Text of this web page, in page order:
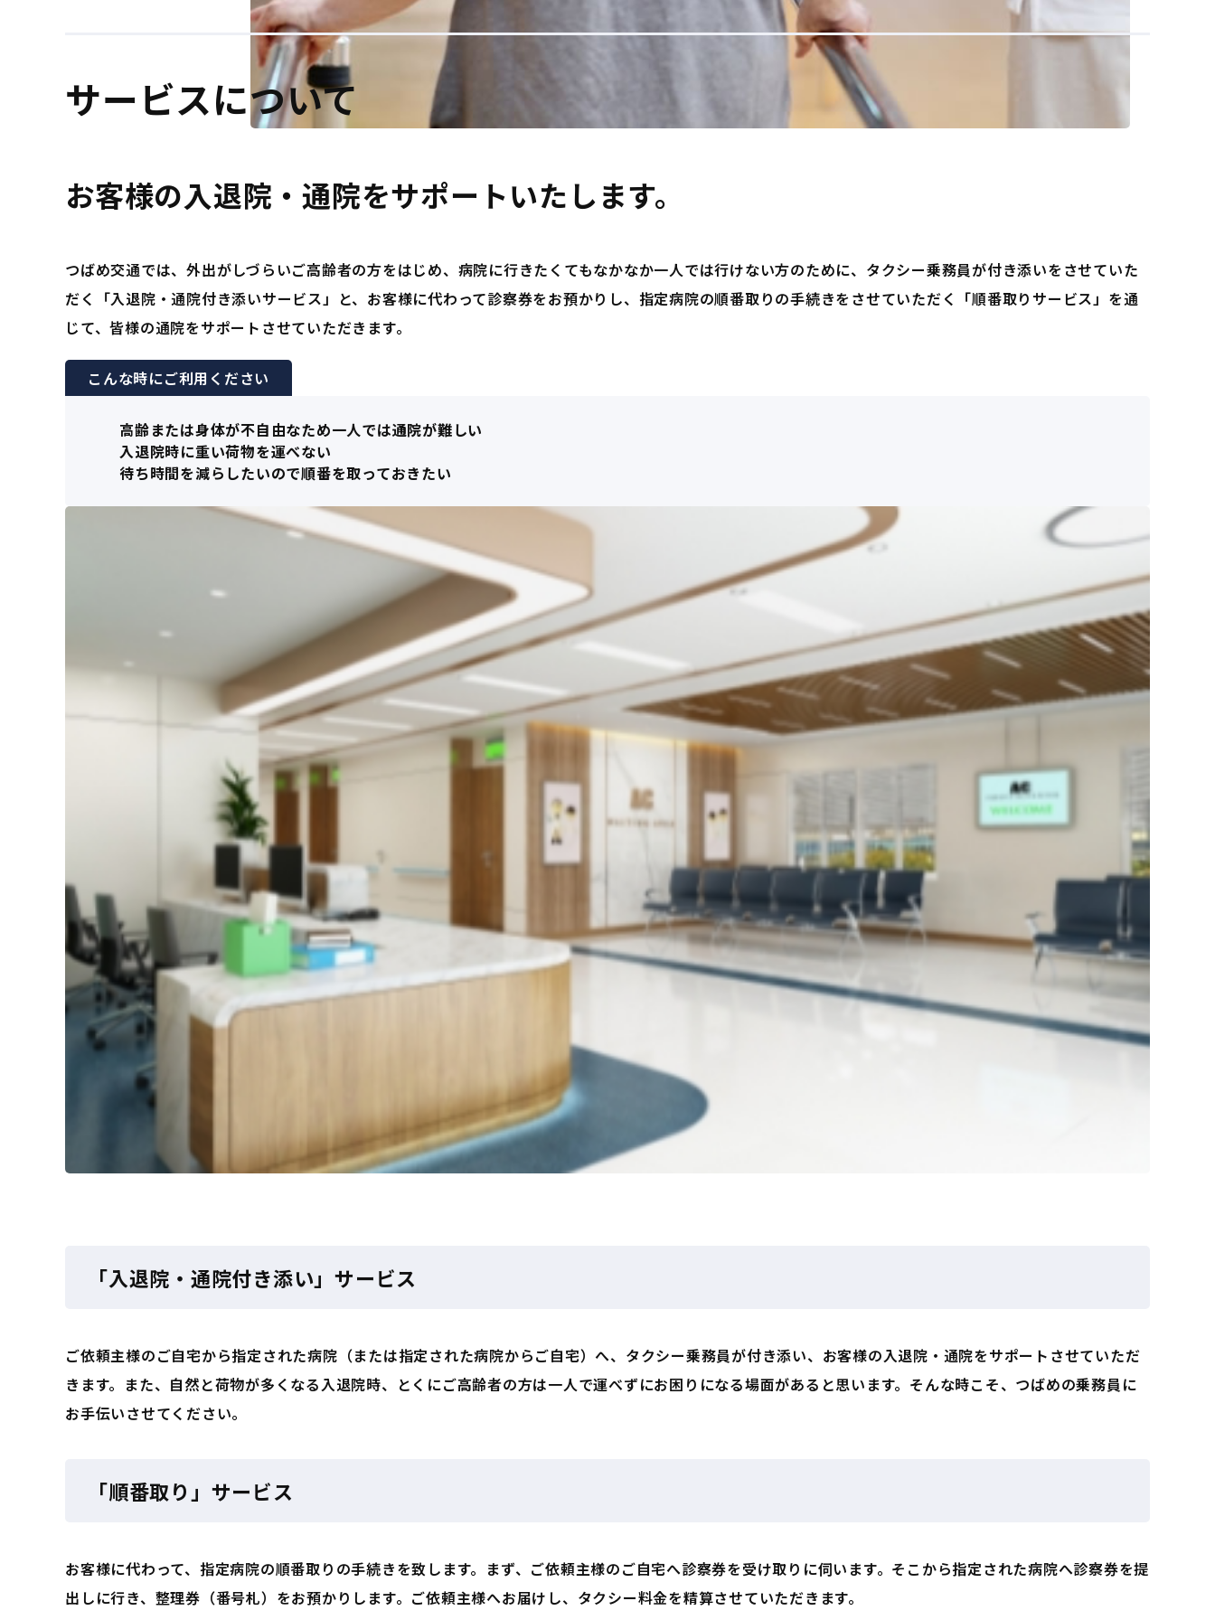
サービスについて
お客様の入退院・通院をサポートいたします。
つばめ交通では、外出がしづらいご高齢者の方をはじめ、病院に行きたくてもなかなか一人では行けない方のために、タクシー乗務員が付き添いをさせていた
だく「入退院・通院付き添いサービス」と、お客様に代わって診察券をお預かりし、指定病院の順番取りの手続きをさせていただく「順番取りサービス」を通
じて、皆様の通院をサポートさせていただきます。
こんな時にご利用ください
高齢または身体が不自由なため一人では通院が難しい
入退院時に重い荷物を運べない
待ち時間を減らしたいので順番を取っておきたい
「入退院・通院付き添い」サービス
ご依頼主様のご自宅から指定された病院（または指定された病院からご自宅）へ、タクシー乗務員が付き添い、お客様の入退院・通院をサポートさせていただ
きます。また、自然と荷物が多くなる入退院時、とくにご高齢者の方は一人で運べずにお困りになる場面があると思います。そんな時こそ、つばめの乗務員に
お手伝いさせてください。
「順番取り」サービス
お客様に代わって、指定病院の順番取りの手続きを致します。まず、ご依頼主様のご自宅へ診察券を受け取りに伺います。そこから指定された病院へ診察券を提
出しに行き、整理券（番号札）をお預かりします。ご依頼主様へお届けし、タクシー料金を精算させていただきます。